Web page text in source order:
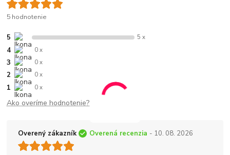
5 hodnotenie
5 5 x
4 0 x
3 0 x
2 0 x
1 0 x
Ako overíme hodnotenie?
Overený zákazník Overená recenzia - 10. 08. 2026